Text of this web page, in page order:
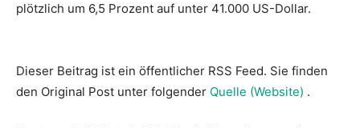
plötzlich um 6,5 Prozent auf unter 41.000 US-Dollar.
Dieser Beitrag ist ein öffentlicher RSS Feed. Sie finden
den Original Post unter folgender Quelle (Website) .